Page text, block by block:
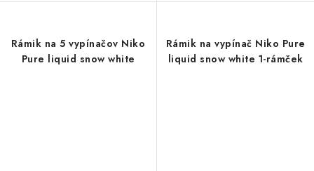
Rámik na 5 vypínačov Niko
Pure liquid snow white
Rámik na vypínač Niko Pure
liquid snow white 1-rámček